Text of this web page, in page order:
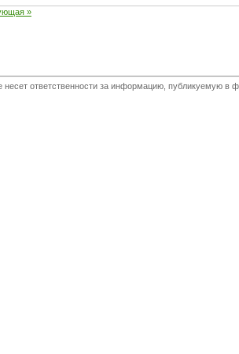
»
несет ответственности за информацию, публикуемую